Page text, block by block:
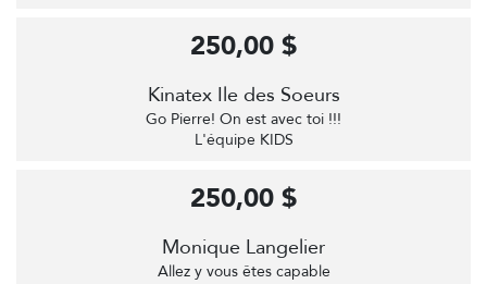
Kinatex Ile des Soeurs
Go Pierre! On est avec toi !!!
L'équipe KIDS
250,00 $
Monique Langelier
Allez y vous êtes capable
250,00 $